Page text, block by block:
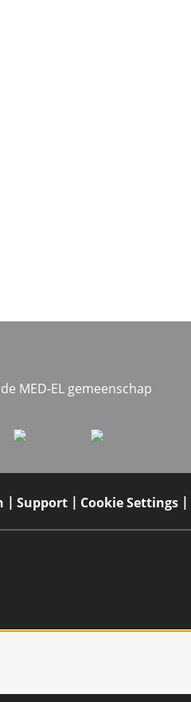
MED-EL gemeenschap
Support Cookie Settings